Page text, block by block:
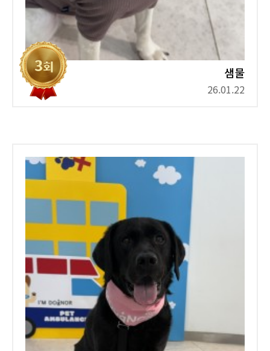
샘물
26.01.22